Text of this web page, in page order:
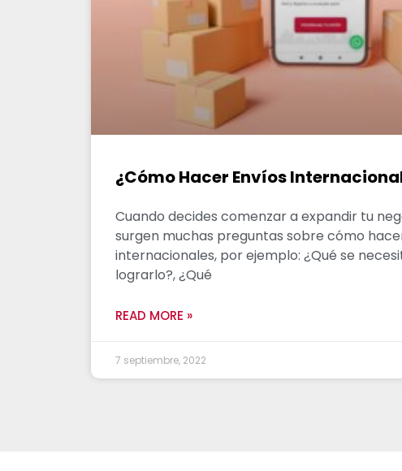
¿Cómo Hacer Envíos
Cuando decides comenzar a expandir tu
surgen muchas preguntas sobre cómo
internacionales, por ejemplo: ¿Qué se
lograrlo?, ¿Qué
READ MORE »
7 septiembre, 2022